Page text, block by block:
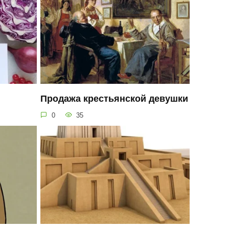
Продажа крестьянской девушки
0 35